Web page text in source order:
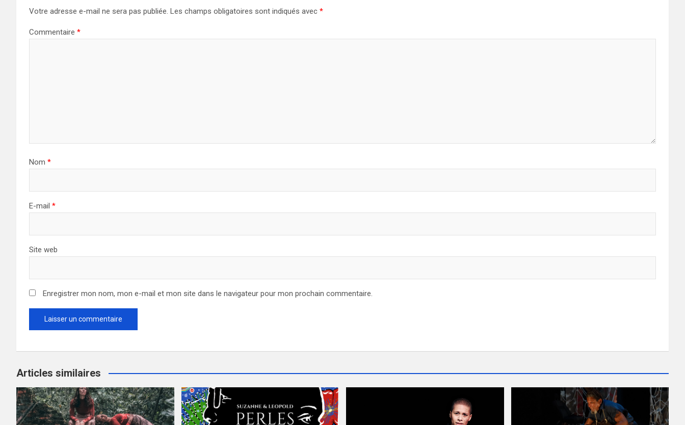
Votre adresse e-mail ne sera pas publiée. Les champs obligatoires sont indiqués avec *
Commentaire *
Nom *
E-mail *
Site web
Enregistrer mon nom, mon e-mail et mon site dans le navigateur pour mon prochain commentaire.
Articles similaires